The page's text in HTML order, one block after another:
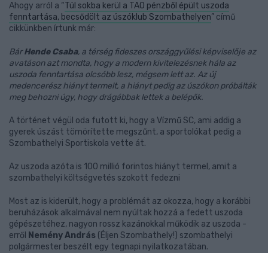
Ahogy arról a “Túl sokba kerül a TAO pénzből épült uszoda
fenntartása, becsődölt az úszóklub Szombathelyen” című
cikkünkben írtunk már:
BárHende Csaba, a térség fideszes országgyűlési képviselője az
avatáson azt mondta, hogy a modern kivitelezésnek hála az
uszoda fenntartása olcsóbb lesz, mégsem lett az. Az új
medencerész hiányt termelt, a hiányt pedig az úszókon próbálták
meg behozni úgy, hogy drágábbak lettek a belépők.
A történet végül oda futott ki, hogy a Vízmű SC, ami addig a
gyerek úszást tömörítette megszűnt, a sportolókat pedig a
Szombathelyi Sportiskola vette át.
Az uszoda azóta is 100 millió forintos hiányt termel, amit a
szombathelyi költségvetés szokott fedezni
Most az is kiderült, hogy a problémát az okozza, hogy a korábbi
beruházások alkalmával nem nyúltak hozzá a fedett uszoda
gépészetéhez, nagyon rossz kazánokkal működik az uszoda -
erről Nemény András (Éljen Szombathely!) szombathelyi
polgármester beszélt egy tegnapi nyilatkozatában.